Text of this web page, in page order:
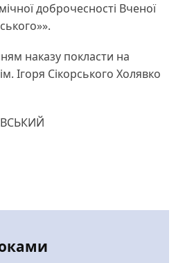
доброчесності Вченої
наказу покласти на
Ігоря Сікорського Холявко